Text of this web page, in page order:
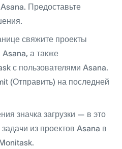
Предоставьте
свяжите проекты
а также
с пользователями Asana.
(Отправить) на последней
значка загрузки — в это
из проектов Asana в